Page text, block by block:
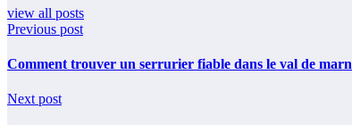
view all posts
Previous post
Comment trouver un serrurier fiable dans le val de marn
Next post